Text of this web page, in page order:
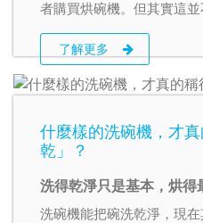
者購買烘碗機。但其實這
題，而是洗碗機沒有辦法幫
致。了解更多
什麼樣的洗碗機，才
乾」？
洗得乾淨只是基本，烘得
洗碗機能把碗洗乾淨，現